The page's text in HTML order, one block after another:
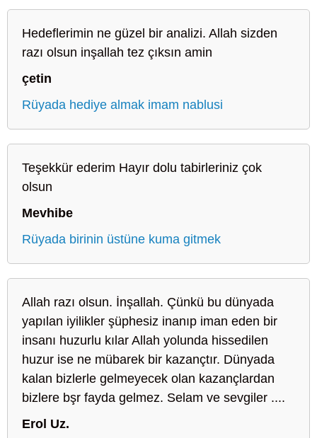
Hedeflerimin ne güzel bir analizi. Allah sizden
razı olsun inşallah tez çıksın amin
çetin
Rüyada hediye almak imam nablusi
Teşekkür ederim Hayır dolu tabirleriniz çok
olsun
Mevhibe
Rüyada birinin üstüne kuma gitmek
Allah razı olsun. İnşallah. Çünkü bu dünyada
yapılan iyilikler şüphesiz inanıp iman eden bir
insanı huzurlu kılar Allah yolunda hissedilen
huzur ise ne mübarek bir kazançtır. Dünyada
kalan bizlerle gelmeyecek olan kazançlardan
bizlere bşr fayda gelmez. Selam ve sevgiler ....
Erol Uz.